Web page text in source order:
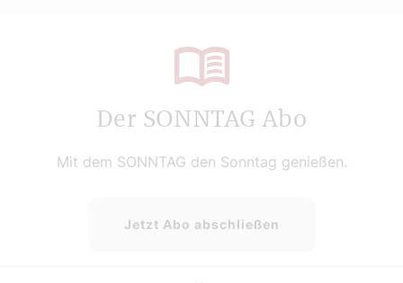
Der SONNTAG Abo
Mit dem SONNTAG den Sonntag genießen.
Jetzt Abo abschließen